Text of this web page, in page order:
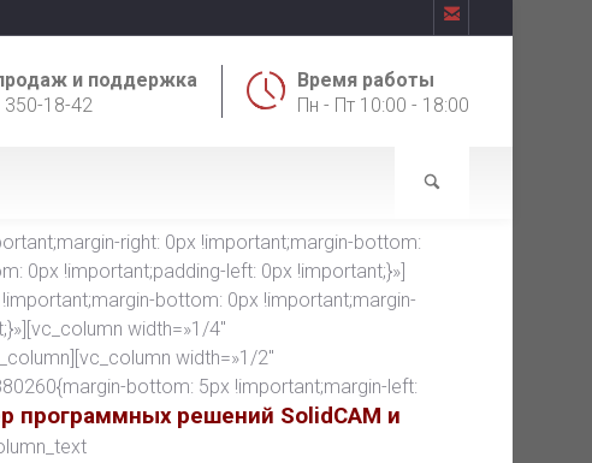

Время работы
Пн - Пт 10:00 - 18:00
и поддержка
350-18-42
right: 0px !important;margin-bottom:
0px !important;padding-left: 0px !important;}»]
bottom: 0px !important;margin-
width=»1/4″
width=»1/2″
bottom: 5px !important;margin-left:
решений SolidCAM и